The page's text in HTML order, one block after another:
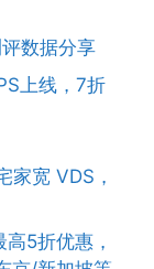
数据分享
上线，7折
宽 VDS，
5折优惠，